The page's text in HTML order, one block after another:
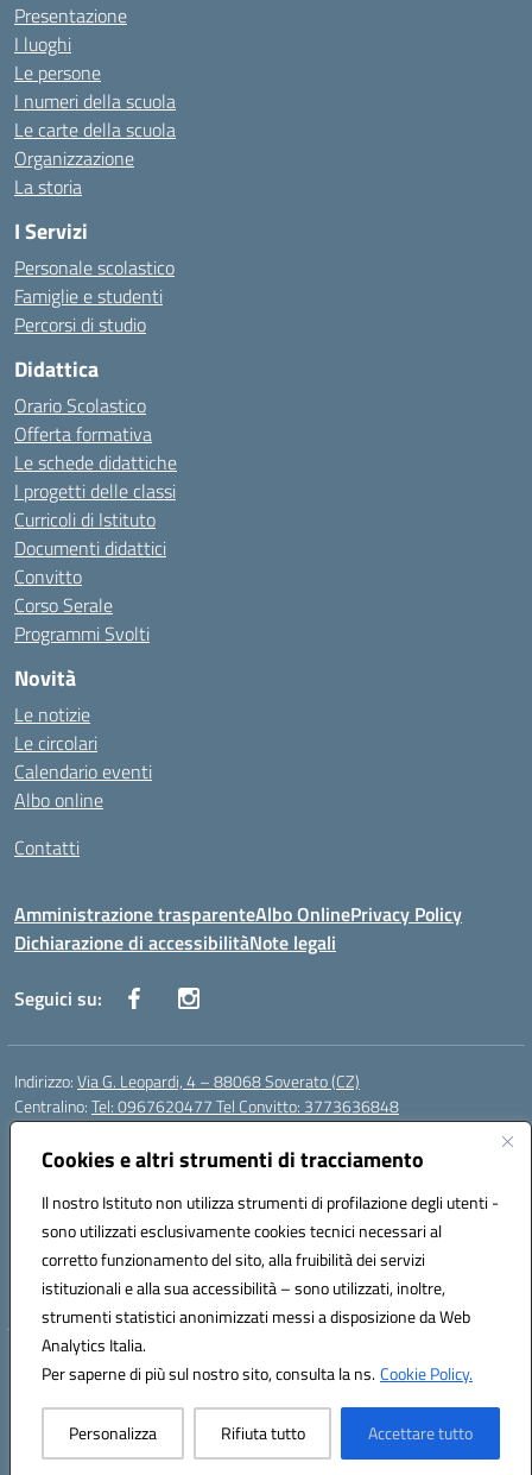
Cookies e altri strumenti di tracciamento
Il nostro Istituto non utilizza strumenti di profilazione degli utenti -
sono utilizzati esclusivamente cookies tecnici necessari al
corretto funzionamento del sito, alla fruibilità dei servizi
istituzionali e alla sua accessibilità – sono utilizzati, inoltre,
strumenti statistici anonimizzati messi a disposizione da Web
Analytics Italia.
Per saperne di più sul nostro sito, consulta la ns.Cookie Policy.
Personalizza Rifiuta tutto Accettare tutto
Presentazione
I luoghi
Le persone
I numeri della scuola
Le carte della scuola
Organizzazione
La storia
I Servizi
Personale scolastico
Famiglie e studenti
Percorsi di studio
Didattica
Orario Scolastico
Offerta formativa
Le schede didattiche
I progetti delle classi
Curricoli di Istituto
Documenti didattici
Convitto
Corso Serale
Programmi Svolti
Novità
Le notizie
Le circolari
Calendario eventi
Albo online
Contatti
Amministrazione trasparenteAlbo OnlinePrivacy Policy
Dichiarazione di accessibilitàNote legali
Seguici su:
Indirizzo:Via G. Leopardi, 4 – 88068 Soverato (CZ)
Centralino:Tel: 0967620477 Tel Convitto: 3773636848
Email:
Posta elettronica certificata (PEC):czrh04000q@pec.istruzione.it
Codice fiscale: 84000690796
Codice meccanografico:CZRH04000Q
Codice Indice delle Pubbliche Amministrazioni (IPA): istsc_czrh04000q
Codice unico di fatturazione (CUF): UF9M13
Hosting & Powered by 3D Solution S.r.l.
Concept & Design by Designers Italia